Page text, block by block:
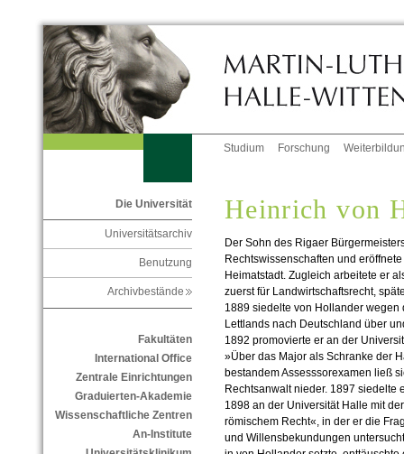
Studium Forschung
Die Universität
Universitätsarchiv
Benutzung
Archivbestände
Fakultäten
International Office
Zentrale Einrichtungen
Graduierten-Akademie
Wissenschaftliche Zentren
An-Institute
Heinrich von
Der Sohn des Rigaer
Rechtswissenschaften und
Heimatstadt. Zugleich arbeitete er
zuerst für Landwirtschaftsrecht,
1889 siedelte von Hollander
Lettlands nach Deutschland über
1892 promovierte er an der
»Über das Major als Schranke der
bestandem Assesssorexamen ließ
Rechtsanwalt nieder. 1897 siedelte
1898 an der Universität Halle mit
römischem Recht«, in der er die
und Willensbekundungen